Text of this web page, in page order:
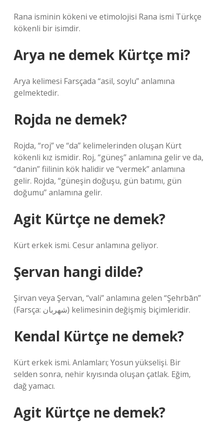
Rana isminin kökeni ve etimolojisi Rana ismi Türkçe
kökenli bir isimdir.
Arya ne demek Kürtçe mi?
Arya kelimesi Farsçada “asil, soylu” anlamına
gelmektedir.
Rojda ne demek?
Rojda, “roj” ve “da” kelimelerinden oluşan Kürt
kökenli kız ismidir. Roj, “güneş” anlamına gelir ve da,
“danin” fiilinin kök halidir ve “vermek” anlamına
gelir. Rojda, “güneşin doğuşu, gün batımı, gün
doğumu” anlamına gelir.
Agit Kürtçe ne demek?
Kürt erkek ismi. Cesur anlamına geliyor.
Şervan hangi dilde?
Şirvan veya Şervan, “vali” anlamına gelen “Şehrbān”
(Farsça: شهربان) kelimesinin değişmiş biçimleridir.
Kendal Kürtçe ne demek?
Kürt erkek ismi. Anlamları; Yosun yükselişi. Bir
selden sonra, nehir kıyısında oluşan çatlak. Eğim,
dağ yamacı.
Agit Kürtçe ne demek?